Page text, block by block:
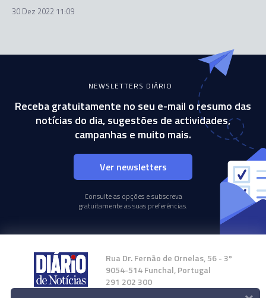
30 Dez 2022 11:09
NEWSLETTERS DIÁRIO
Receba gratuitamente no seu e-mail o resumo das
notícias do dia, sugestões de actividades,
campanhas e muito mais.
Ver newsletters
Consulte as opções e subscreva
gratuitamente as suas preferências.
Rua Dr. Fernão de Ornelas, 56 - 3º
9054-514 Funchal, Portugal
291 202 300